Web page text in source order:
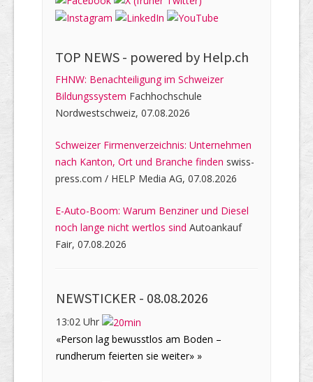
TOP NEWS - powered by Help.ch
FHNW: Benachteiligung im Schweizer
Bildungssystem Fachhochschule
Nordwestschweiz, 07.08.2026
Schweizer Firmenverzeichnis: Unternehmen
nach Kanton, Ort und Branche finden swiss-
press.com / HELP Media AG, 07.08.2026
E-Auto-Boom: Warum Benziner und Diesel
noch lange nicht wertlos sind Autoankauf
Fair, 07.08.2026
NEWSTICKER - 08.08.2026
13:02 Uhr
«Person lag bewusstlos am Boden –
rundherum feierten sie weiter» »